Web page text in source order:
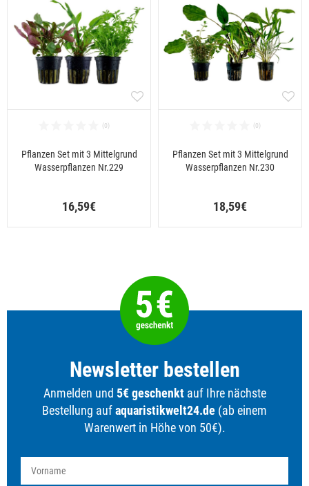
Pflanzen Set mit 3 Mittelgrund
Wasserpflanzen Nr.229
16,59€
Pflanzen Set mit 3 Mittelgrund
Wasserpflanzen Nr.230
18,59€
Newsletter bestellen
Anmelden und 5€ geschenktauf Ihre nächste
Bestellung aufaquaristikwelt24.de (ab einem
Warenwert in Höhe von 50€).